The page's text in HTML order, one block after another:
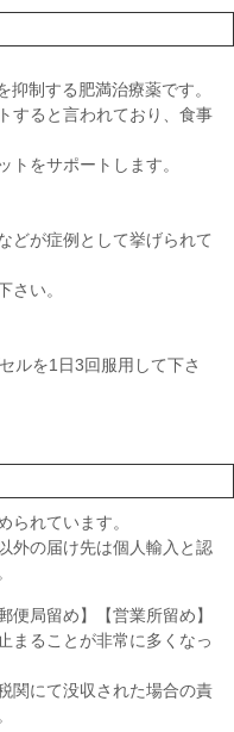
制する肥満治療薬です。
すると言われており、食事
トをサポートします。
どが症例として挙げられて
さい。
ルを1日3回服用して下さ
れています。
外の届け先は個人輸入と認
局留め】【営業所留め】
まることが非常に多くなっ
関にて没収された場合の責